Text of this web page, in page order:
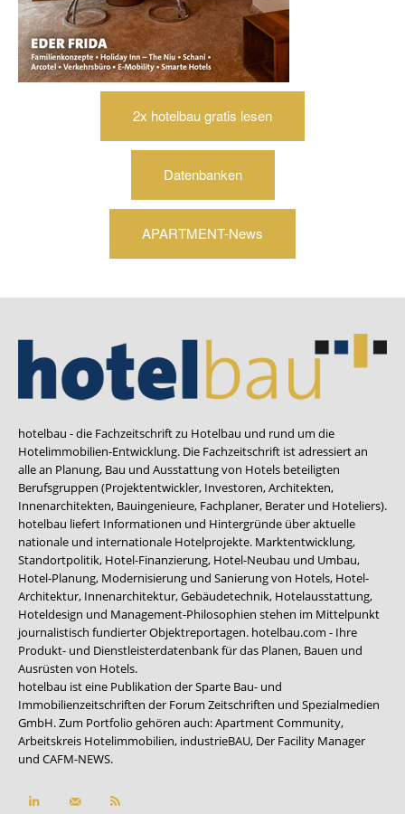
2x hotelbau gratis lesen
Datenbanken
APARTMENT-News
hotelbau - die Fachzeitschrift zu Hotelbau und rund um die
Hotelimmobilien-Entwicklung. Die Fachzeitschrift ist adressiert an
alle an Planung, Bau und Ausstattung von Hotels beteiligten
Berufsgruppen (Projektentwickler, Investoren, Architekten,
Innenarchitekten, Bauingenieure, Fachplaner, Berater und Hoteliers).
hotelbau liefert Informationen und Hintergründe über aktuelle
nationale und internationale Hotelprojekte. Marktentwicklung,
Standortpolitik, Hotel-Finanzierung, Hotel-Neubau und Umbau,
Hotel-Planung, Modernisierung und Sanierung von Hotels, Hotel-
Architektur, Innenarchitektur, Gebäudetechnik, Hotelausstattung,
Hoteldesign und Management-Philosophien stehen im Mittelpunkt
journalistisch fundierter Objektreportagen. hotelbau.com - Ihre
Produkt- und Dienstleisterdatenbank für das Planen, Bauen und
Ausrüsten von Hotels.
hotelbau ist eine Publikation der Sparte Bau- und
Immobilienzeitschriften der Forum Zeitschriften und Spezialmedien
GmbH. Zum Portfolio gehören auch:Apartment Community,
Arbeitskreis Hotelimmobilien, industrieBAU, Der Facility Manager
und CAFM-NEWS.